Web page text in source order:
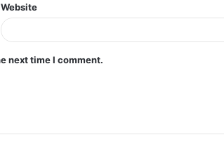
Website
next time I comment.